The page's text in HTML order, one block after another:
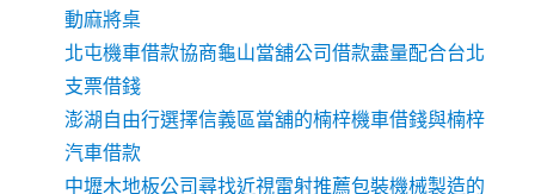
動麻將桌
北屯機車借款協商龜山當舖公司借款盡量配合台北
支票借錢
澎湖自由行選擇信義區當舖的楠梓機車借錢與楠梓
汽車借款
中壢木地板公司尋找近視雷射推薦包裝機械製造的